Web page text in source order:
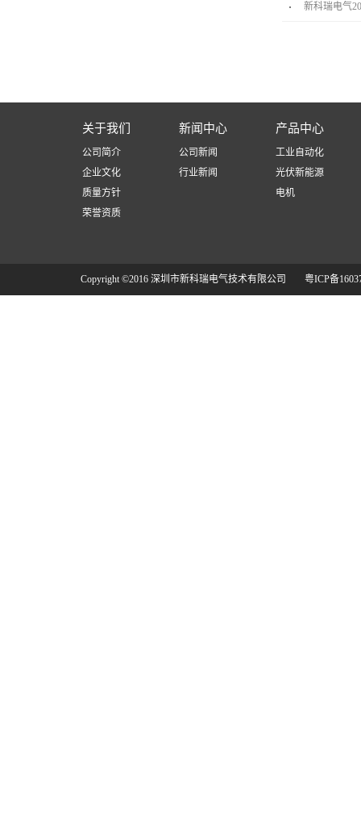
新科瑞电气
关于我们
公司简介
企业文化
质量方针
荣誉资质
新闻中心
公司新闻
行业新闻
产品中心
工业自动化
光伏新能源
电机
Copyright ©2016 深圳市新科瑞电气技术有限公司 粤ICP备